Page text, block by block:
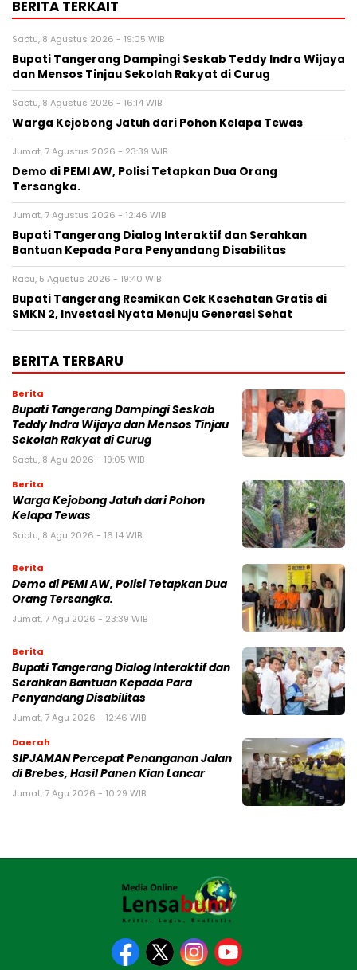
BERITA TERKAIT
Sabtu, 8 Agustus 2026 - 19:05 WIB
Bupati Tangerang Dampingi Seskab Teddy Indra Wijaya
dan Mensos Tinjau Sekolah Rakyat di Curug
Sabtu, 8 Agustus 2026 - 16:14 WIB
Warga Kejobong Jatuh dari Pohon Kelapa Tewas
Jumat, 7 Agustus 2026 - 23:39 WIB
Demo di PEMI AW, Polisi Tetapkan Dua Orang
Tersangka.
Jumat, 7 Agustus 2026 - 12:46 WIB
Bupati Tangerang Dialog Interaktif dan Serahkan
Bantuan Kepada Para Penyandang Disabilitas
Rabu, 5 Agustus 2026 - 19:40 WIB
‎Bupati Tangerang Resmikan Cek Kesehatan Gratis di
SMKN 2, Investasi Nyata Menuju Generasi Sehat
BERITA TERBARU
Berita
Bupati Tangerang Dampingi Seskab
Teddy Indra Wijaya dan Mensos Tinjau
Sekolah Rakyat di Curug
Sabtu, 8 Agu 2026 - 19:05 WIB
Berita
Warga Kejobong Jatuh dari Pohon
Kelapa Tewas
Sabtu, 8 Agu 2026 - 16:14 WIB
Berita
Demo di PEMI AW, Polisi Tetapkan Dua
Orang Tersangka.
Jumat, 7 Agu 2026 - 23:39 WIB
Berita
Bupati Tangerang Dialog Interaktif dan
Serahkan Bantuan Kepada Para
Penyandang Disabilitas
Jumat, 7 Agu 2026 - 12:46 WIB
Daerah
SIPJAMAN Percepat Penanganan Jalan
di Brebes, Hasil Panen Kian Lancar
Jumat, 7 Agu 2026 - 10:29 WIB